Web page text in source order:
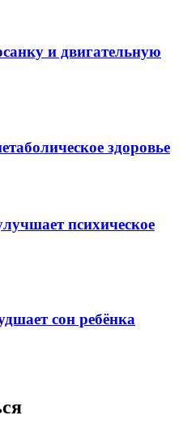
и двигательную
здоровье
психическое
сон ребёнка